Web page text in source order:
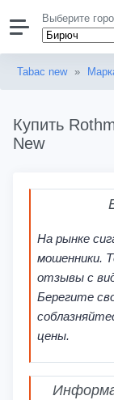
Выберите
Tabac new »
Купить
New
На рынке
мошенники.
отзывы с
Берегите
цены.